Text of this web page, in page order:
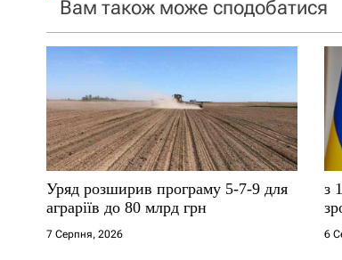
а
п
и
с
і
в
Вам також може сподобатися
Уряд розширив програму 5-7-9 для
аграріїв до 80 млрд грн
7 Серпня, 2026
з
6